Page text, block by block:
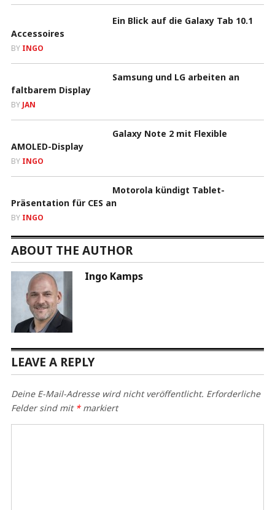
Ein Blick auf die Galaxy Tab 10.1
Accessoires
BY INGO
Samsung und LG arbeiten an
faltbarem Display
BY JAN
Galaxy Note 2 mit Flexible
AMOLED-Display
BY INGO
Motorola kündigt Tablet-
Präsentation für CES an
BY INGO
ABOUT THE AUTHOR
Ingo Kamps
LEAVE A REPLY
Deine E-Mail-Adresse wird nicht veröffentlicht. Erforderliche
Felder sind mit *markiert